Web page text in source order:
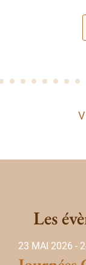
Les
23 MAI 2026 -